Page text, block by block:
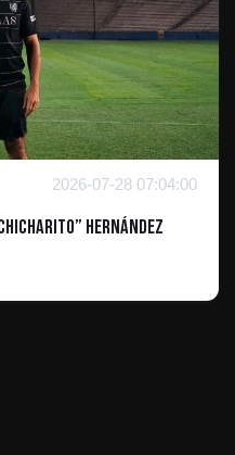
2026-07-28 07:04:00
Hernández